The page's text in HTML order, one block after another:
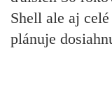
Shell ale aj
plánuje